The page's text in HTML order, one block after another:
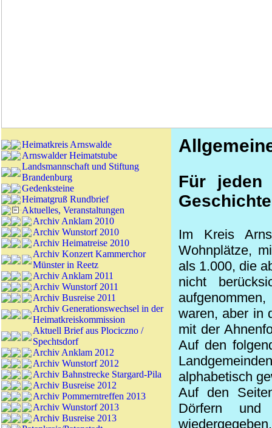
Heimatkreis Arnswalde
Arnswalder Heimatstube
Landsmannschaft und Stiftung
Brandenburg
Gedenksteine
Heimatgruß Rundbrief
Aktuelles, Veranstaltungen
Archiv Anklam 2010
Archiv Wunstorf 2010
Archiv Heimatreise 2010
Archiv Konzert Kammerchor
Münster in Reetz
Archiv Anklam 2011
Archiv Wunstorf 2011
Archiv Busreise 2011
Archiv Generationswechsel in der
Heimatkreiskommission
Aktuell Brief aus Plociczno /
Spechtsdorf
Archiv Anklam 2012
Archiv Wunstorf 2012
Archiv Bahnstrecke Stargard-Pila
Archiv Busreise 2012
Archiv Pommerntreffen 2013
Archiv Wunstorf 2013
Archiv Busreise 2013
Für jeden
Im Kreis
Wohnplätze,
als 1.000, die
nicht
waren, aber in
mit der
Auf den
alphabetisch
Auf den
Dörfern und